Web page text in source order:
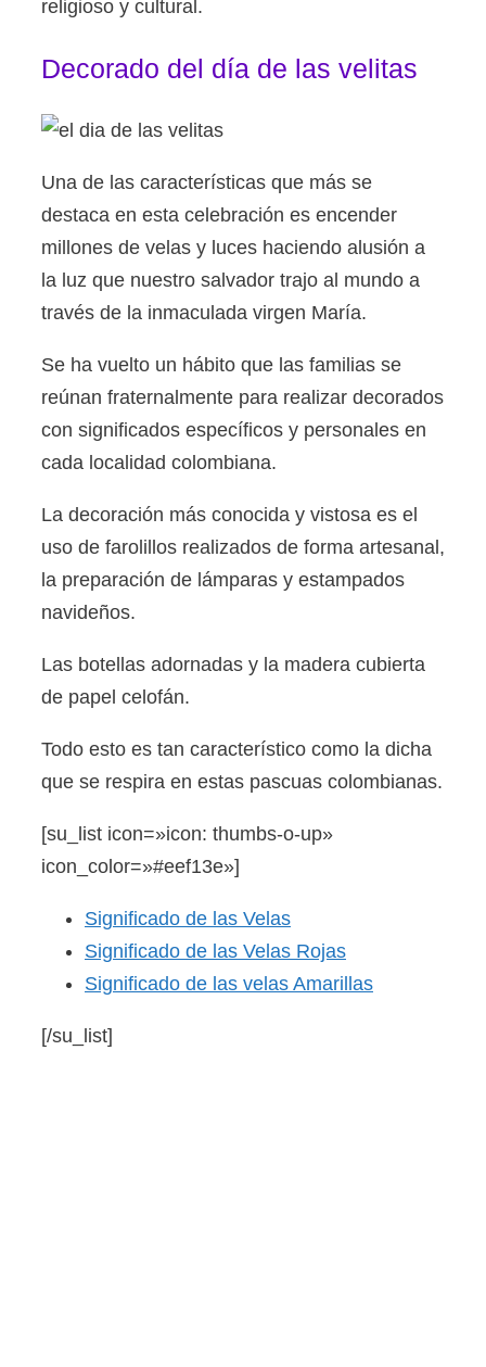
religioso y cultural.
Decorado del día de las velitas
Una de las características que más se
destaca en esta celebración es encender
millones de velas y luces haciendo alusión a
la luz que nuestro salvador trajo al mundo a
través de la inmaculada virgen María.
Se ha vuelto un hábito que las familias se
reúnan fraternalmente para realizar decorados
con significados específicos y personales en
cada localidad colombiana.
La decoración más conocida y vistosa es el
uso de farolillos realizados de forma artesanal,
la preparación de lámparas y estampados
navideños.
Las botellas adornadas y la madera cubierta
de papel celofán.
Todo esto es tan característico como la dicha
que se respira en estas pascuas colombianas.
[su_list icon=»icon: thumbs-o-up»
icon_color=»#eef13e»]
Significado de las Velas
Significado de las Velas Rojas
Significado de las velas Amarillas
[/su_list]